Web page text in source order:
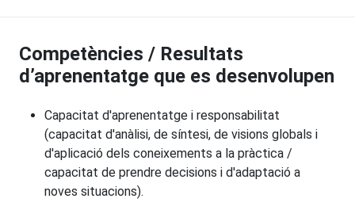
Competències / Resultats
d’aprenentatge que es desenvolupen
Capacitat d'aprenentatge i responsabilitat
(capacitat d'anàlisi, de síntesi, de visions globals i
d'aplicació dels coneixements a la pràctica /
capacitat de prendre decisions i d'adaptació a
noves situacions).